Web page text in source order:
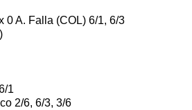
0 A. Falla (COL) 6/1, 6/3
1
2/6, 6/3, 3/6